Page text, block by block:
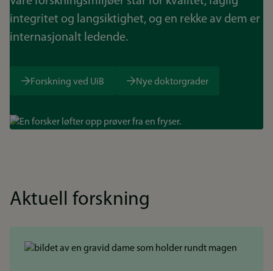
integritet og langsiktighet, og en rekke av dem er
internasjonalt ledende.
Forskning ved UiB Nye doktorgrader
Bilde
Aktuell forskning